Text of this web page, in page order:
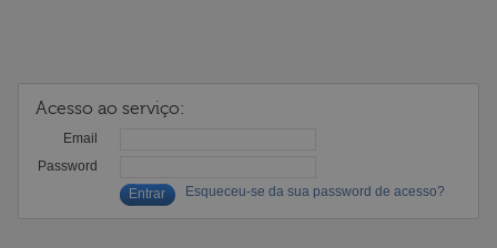
Acesso ao serviço:
Email
Password
Esqueceu-se da sua password de acesso?